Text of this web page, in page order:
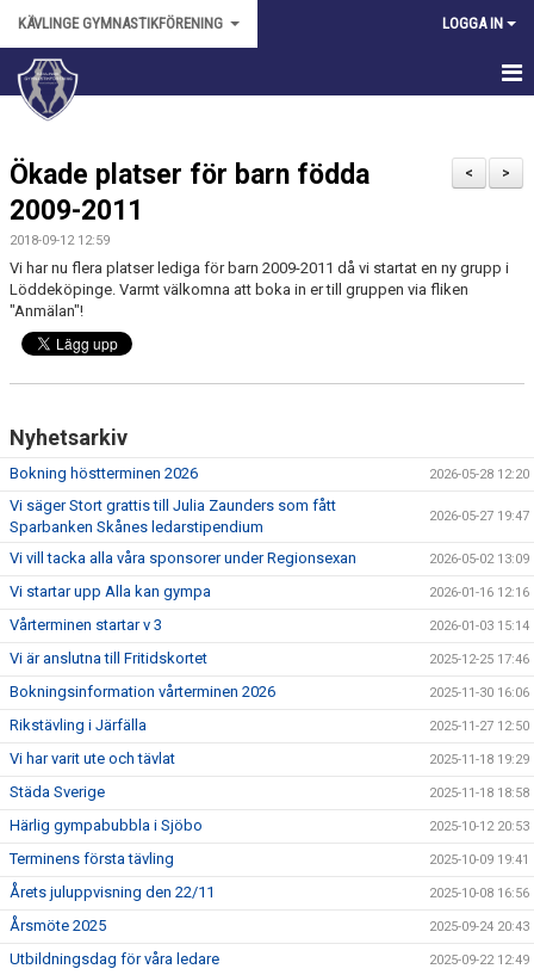
KÄVLINGE GYMNASTIKFÖRENING LOGGA IN
HEM
NYHETER
OM FÖRENINGEN
KALENDER
BILDGALLERI
ANMÄLAN
DOKUMENT
FÖRENINGSKLÄDER
VÅRA LEDARE
GDPR
>
<
Ökade platser för barn födda
2009-2011
2018-09-12 12:59
Vi har nu flera platser lediga för barn 2009-2011 då vi startat en ny grupp i
Löddeköpinge. Varmt välkomna att boka in er till gruppen via fliken
"Anmälan"!
Nyhetsarkiv
Bokning höstterminen 2026 2026-05-28 12:20
Vi säger Stort grattis till Julia Zaunders som fått
Sparbanken Skånes ledarstipendium
2026-05-27 19:47
Vi vill tacka alla våra sponsorer under Regionsexan 2026-05-02 13:09
Vi startar upp Alla kan gympa 2026-01-16 12:16
Vårterminen startar v 3 2026-01-03 15:14
Vi är anslutna till Fritidskortet 2025-12-25 17:46
Bokningsinformation vårterminen 2026 2025-11-30 16:06
Rikstävling i Järfälla 2025-11-27 12:50
Vi har varit ute och tävlat 2025-11-18 19:29
Städa Sverige 2025-11-18 18:58
Härlig gympabubbla i Sjöbo 2025-10-12 20:53
Terminens första tävling 2025-10-09 19:41
Årets juluppvisning den 22/11 2025-10-08 16:56
Årsmöte 2025 2025-09-24 20:43
Utbildningsdag för våra ledare 2025-09-22 12:49